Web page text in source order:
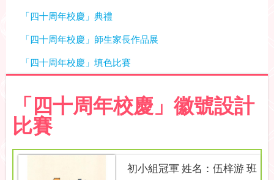
「四十周年校慶」典禮
「四十周年校慶」師生家長作品展
「四十周年校慶」填色比賽
「四十周年校慶」徽號設計
比賽
初小組冠軍 姓名：伍梓游 班